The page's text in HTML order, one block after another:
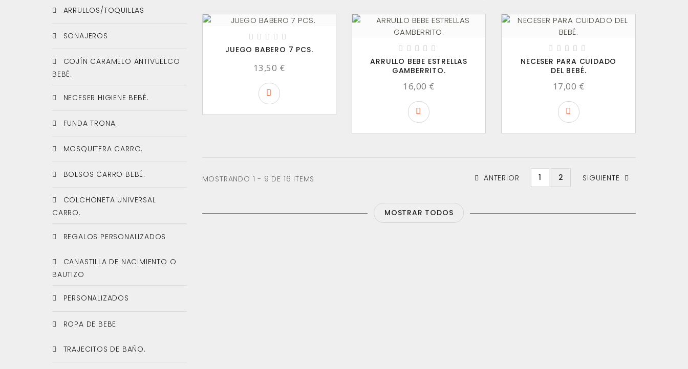
ARRULLOS/TOQUILLAS
SONAJEROS
COJÍN CARAMELO ANTIVUELCO
BEBÉ.
NECESER HIGIENE BEBÉ.
FUNDA TRONA.
MOSQUITERA CARRO.
BOLSOS CARRO BEBÉ.
COLCHONETA UNIVERSAL
CARRO.
REGALOS PERSONALIZADOS
CANASTILLA DE NACIMIENTO O
BAUTIZO
PERSONALIZADOS
ROPA DE BEBE
TRAJECITOS DE BAÑO.
JUEGO BABERO 7 PCS.
13,50 €
ARRULLO BEBE ESTRELLAS
GAMBERRITO.
16,00 €
NECESER PARA CUIDADO
DEL BEBÉ.
17,00 €
MOSTRANDO 1 - 9 DE 16 ITEMS ANTERIOR 1 2 SIGUIENTE
MOSTRAR TODOS